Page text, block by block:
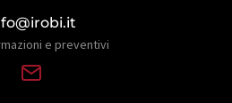
e preventivi